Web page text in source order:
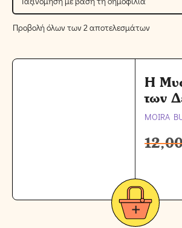
Προβολή όλων των 2 αποτελεσμάτων
Η
των
MOIRA